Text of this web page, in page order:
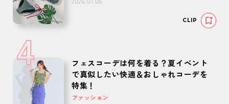
CLIP
4
フェスコーデは何を着る？夏イベント
で真似したい快適＆おしゃれコーデを
特集！
ファッション